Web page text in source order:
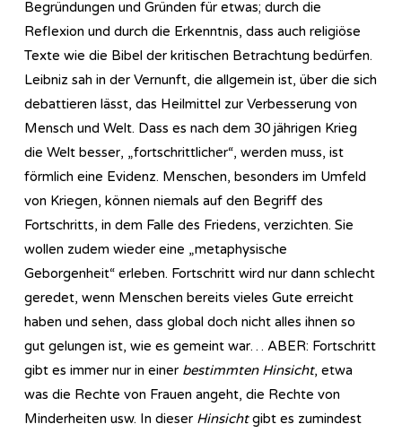
Begründungen und Gründen für etwas; durch die
Reflexion und durch die Erkenntnis, dass auch religiöse
Texte wie die Bibel der kritischen Betrachtung bedürfen.
Leibniz sah in der Vernunft, die allgemein ist, über die sich
debattieren lässt, das Heilmittel zur Verbesserung von
Mensch und Welt. Dass es nach dem 30 jährigen Krieg
die Welt besser, „fortschrittlicher“, werden muss, ist
förmlich eine Evidenz. Menschen, besonders im Umfeld
von Kriegen, können niemals auf den Begriff des
Fortschritts, in dem Falle des Friedens, verzichten. Sie
wollen zudem wieder eine „metaphysische
Geborgenheit“ erleben. Fortschritt wird nur dann schlecht
geredet, wenn Menschen bereits vieles Gute erreicht
haben und sehen, dass global doch nicht alles ihnen so
gut gelungen ist, wie es gemeint war… ABER: Fortschritt
gibt es immer nur in einer bestimmten Hinsicht, etwa
was die Rechte von Frauen angeht, die Rechte von
Minderheiten usw. In dieser Hinsichtgibt es zumindest